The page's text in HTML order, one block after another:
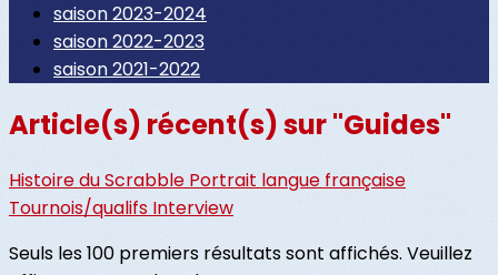
saison 2023-2024
saison 2022-2023
saison 2021-2022
Article(s) récent(s) sur "Guides"
Histoire du Scrabble Portrait langue française
Tournois/qualifs Interview
Seuls les 100 premiers résultats sont affichés. Veuillez